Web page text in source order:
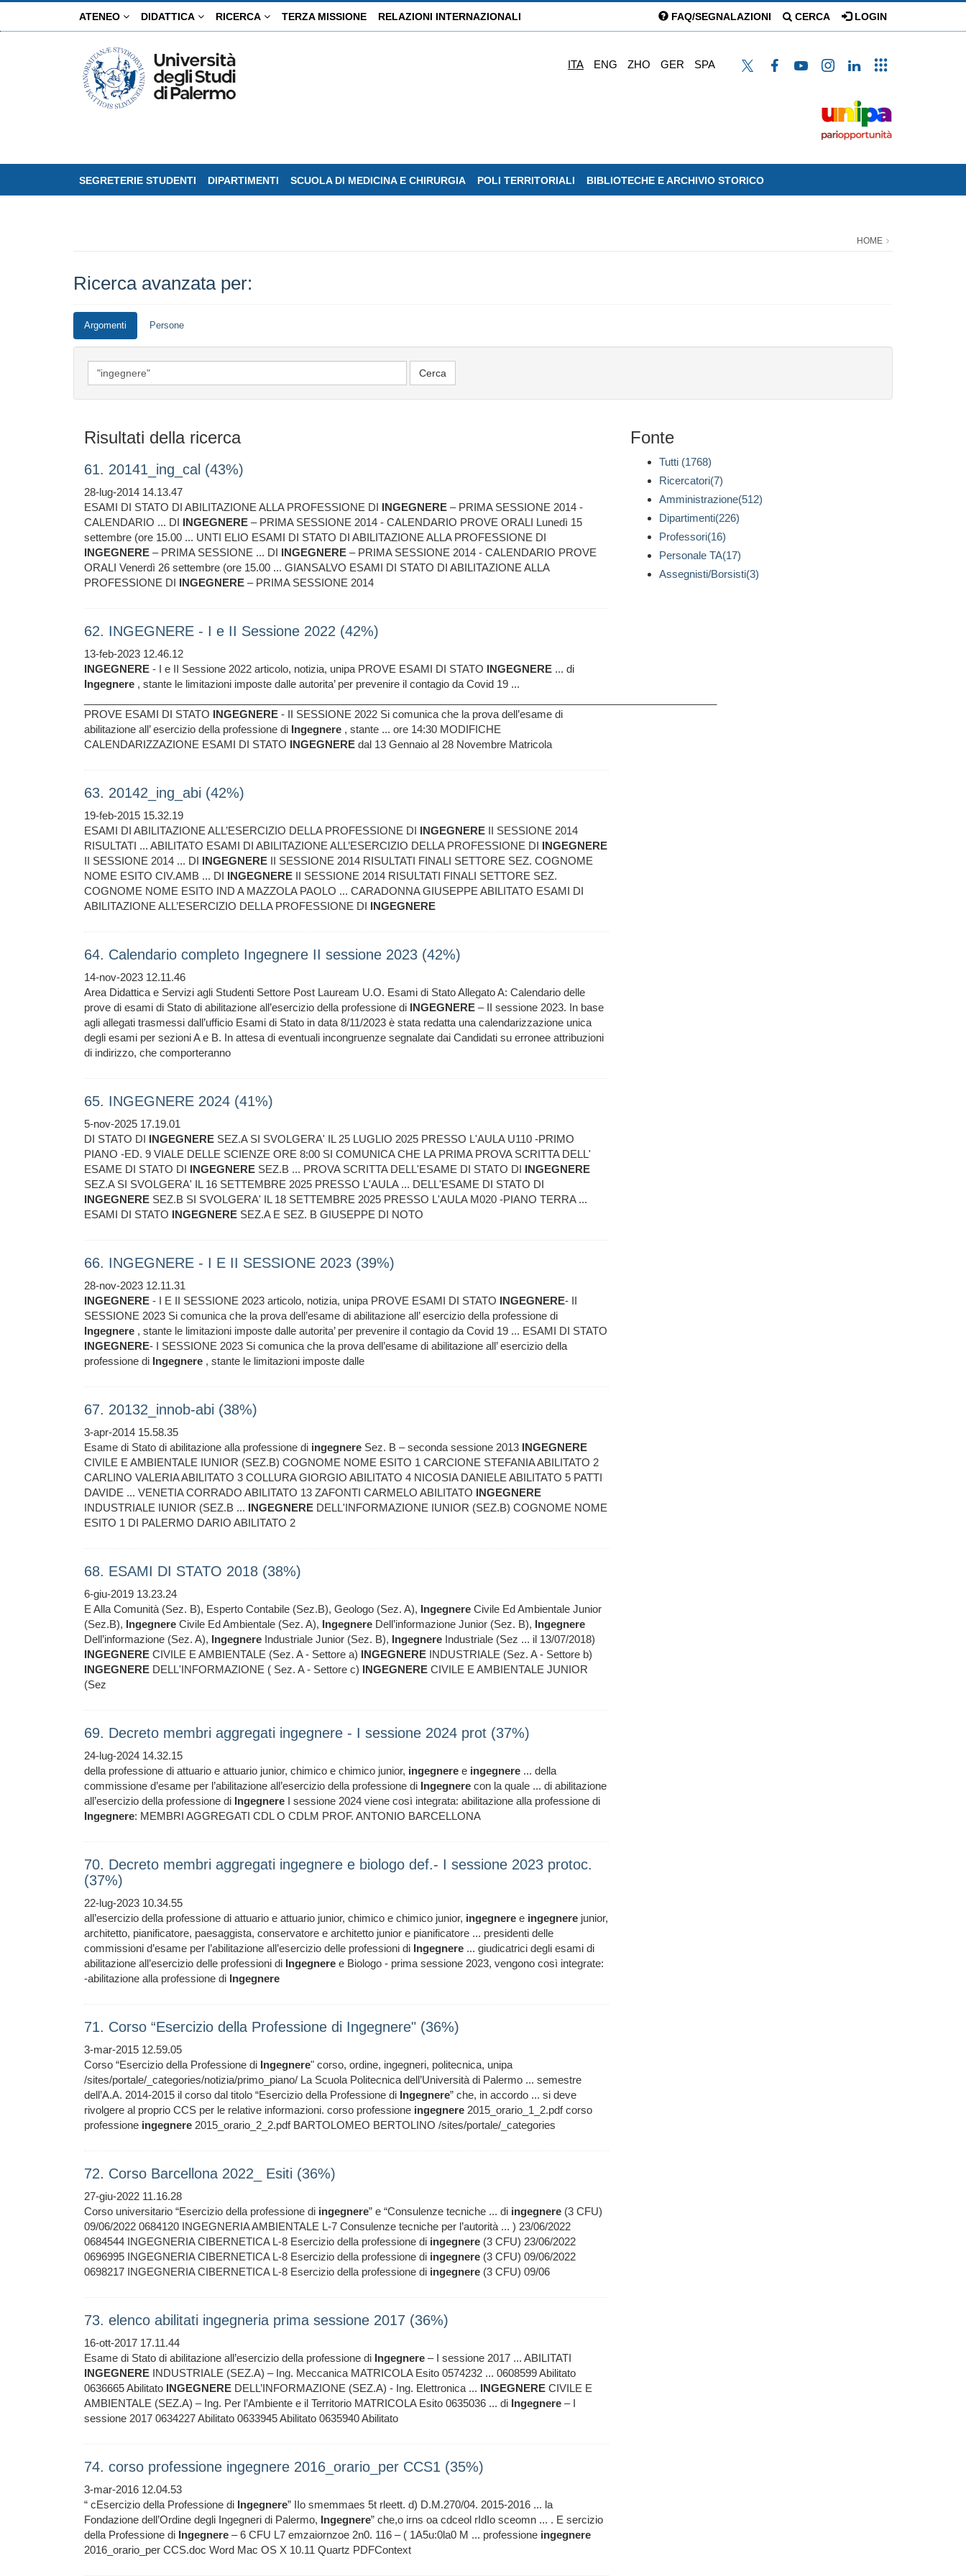
ATENEO DIDATTICA RICERCA TERZA MISSIONE RELAZIONI INTERNAZIONALI FAQ/SEGNALAZIONI CERCA LOGIN
ITA ENG ZHO GER SPA
SEGRETERIE STUDENTI DIPARTIMENTI SCUOLA DI MEDICINA E CHIRURGIA POLI TERRITORIALI BIBLIOTECHE E ARCHIVIO STORICO
HOME
Ricerca avanzata per:
Argomenti Persone
Risultati della ricerca
61. 20141_ing_cal (43%)
28-lug-2014 14.13.47
ESAMI DI STATO DI ABILITAZIONE ALLA PROFESSIONE DI INGEGNERE – PRIMA SESSIONE 2014 -
CALENDARIO ... DI INGEGNERE – PRIMA SESSIONE 2014 - CALENDARIO PROVE ORALI Lunedì 15
settembre (ore 15.00 ... UNTI ELIO ESAMI DI STATO DI ABILITAZIONE ALLA PROFESSIONE DI
INGEGNERE – PRIMA SESSIONE ... DI INGEGNERE – PRIMA SESSIONE 2014 - CALENDARIO PROVE
ORALI Venerdì 26 settembre (ore 15.00 ... GIANSALVO ESAMI DI STATO DI ABILITAZIONE ALLA
PROFESSIONE DI INGEGNERE – PRIMA SESSIONE 2014
62. INGEGNERE - I e II Sessione 2022 (42%)
13-feb-2023 12.46.12
INGEGNERE - I e II Sessione 2022 articolo, notizia, unipa PROVE ESAMI DI STATO INGEGNERE ... di
Ingegnere , stante le limitazioni imposte dalle autorita’ per prevenire il contagio da Covid 19 ...
PROVE ESAMI DI STATO INGEGNERE - II SESSIONE 2022 Si comunica che la prova dell’esame di
abilitazione all’ esercizio della professione di Ingegnere , stante ... ore 14:30 MODIFICHE
CALENDARIZZAZIONE ESAMI DI STATO INGEGNERE dal 13 Gennaio al 28 Novembre Matricola
63. 20142_ing_abi (42%)
19-feb-2015 15.32.19
ESAMI DI ABILITAZIONE ALL’ESERCIZIO DELLA PROFESSIONE DI INGEGNERE II SESSIONE 2014
RISULTATI ... ABILITATO ESAMI DI ABILITAZIONE ALL’ESERCIZIO DELLA PROFESSIONE DI INGEGNERE
II SESSIONE 2014 ... DI INGEGNERE II SESSIONE 2014 RISULTATI FINALI SETTORE SEZ. COGNOME
NOME ESITO CIV.AMB ... DI INGEGNERE II SESSIONE 2014 RISULTATI FINALI SETTORE SEZ.
COGNOME NOME ESITO IND A MAZZOLA PAOLO ... CARADONNA GIUSEPPE ABILITATO ESAMI DI
ABILITAZIONE ALL’ESERCIZIO DELLA PROFESSIONE DI INGEGNERE
64. Calendario completo Ingegnere II sessione 2023 (42%)
14-nov-2023 12.11.46
Area Didattica e Servizi agli Studenti Settore Post Lauream U.O. Esami di Stato Allegato A: Calendario delle
prove di esami di Stato di abilitazione all’esercizio della professione di INGEGNERE – II sessione 2023. In base
agli allegati trasmessi dall’ufficio Esami di Stato in data 8/11/2023 è stata redatta una calendarizzazione unica
degli esami per sezioni A e B. In attesa di eventuali incongruenze segnalate dai Candidati su erronee attribuzioni
di indirizzo, che comporteranno
65. INGEGNERE 2024 (41%)
5-nov-2025 17.19.01
DI STATO DI INGEGNERE SEZ.A SI SVOLGERA' IL 25 LUGLIO 2025 PRESSO L'AULA U110 -PRIMO
PIANO -ED. 9 VIALE DELLE SCIENZE ORE 8:00 SI COMUNICA CHE LA PRIMA PROVA SCRITTA DELL'
ESAME DI STATO DI INGEGNERE SEZ.B ... PROVA SCRITTA DELL'ESAME DI STATO DI INGEGNERE
SEZ.A SI SVOLGERA' IL 16 SETTEMBRE 2025 PRESSO L'AULA ... DELL'ESAME DI STATO DI
INGEGNERE SEZ.B SI SVOLGERA' IL 18 SETTEMBRE 2025 PRESSO L'AULA M020 -PIANO TERRA ...
ESAMI DI STATO INGEGNERE SEZ.A E SEZ. B GIUSEPPE DI NOTO
66. INGEGNERE - I E II SESSIONE 2023 (39%)
28-nov-2023 12.11.31
INGEGNERE - I E II SESSIONE 2023 articolo, notizia, unipa PROVE ESAMI DI STATO INGEGNERE- II
SESSIONE 2023 Si comunica che la prova dell’esame di abilitazione all’ esercizio della professione di
Ingegnere , stante le limitazioni imposte dalle autorita’ per prevenire il contagio da Covid 19 ... ESAMI DI STATO
INGEGNERE- I SESSIONE 2023 Si comunica che la prova dell’esame di abilitazione all’ esercizio della
professione di Ingegnere , stante le limitazioni imposte dalle
67. 20132_innob-abi (38%)
3-apr-2014 15.58.35
Esame di Stato di abilitazione alla professione di ingegnere Sez. B – seconda sessione 2013 INGEGNERE
CIVILE E AMBIENTALE IUNIOR (SEZ.B) COGNOME NOME ESITO 1 CARCIONE STEFANIA ABILITATO 2
CARLINO VALERIA ABILITATO 3 COLLURA GIORGIO ABILITATO 4 NICOSIA DANIELE ABILITATO 5 PATTI
DAVIDE ... VENETIA CORRADO ABILITATO 13 ZAFONTI CARMELO ABILITATO INGEGNERE
INDUSTRIALE IUNIOR (SEZ.B ... INGEGNERE DELL'INFORMAZIONE IUNIOR (SEZ.B) COGNOME NOME
ESITO 1 DI PALERMO DARIO ABILITATO 2
68. ESAMI DI STATO 2018 (38%)
6-giu-2019 13.23.24
E Alla Comunità (Sez. B), Esperto Contabile (Sez.B), Geologo (Sez. A), Ingegnere Civile Ed Ambientale Junior
(Sez.B), Ingegnere Civile Ed Ambientale (Sez. A), Ingegnere Dell’informazione Junior (Sez. B), Ingegnere
Dell’informazione (Sez. A), Ingegnere Industriale Junior (Sez. B), Ingegnere Industriale (Sez ... il 13/07/2018)
INGEGNERE CIVILE E AMBIENTALE (Sez. A - Settore a) INGEGNERE INDUSTRIALE (Sez. A - Settore b)
INGEGNERE DELL'INFORMAZIONE ( Sez. A - Settore c) INGEGNERE CIVILE E AMBIENTALE JUNIOR
(Sez
69. Decreto membri aggregati ingegnere - I sessione 2024 prot (37%)
24-lug-2024 14.32.15
della professione di attuario e attuario junior, chimico e chimico junior, ingegnere e ingegnere ... della
commissione d’esame per l’abilitazione all’esercizio della professione di Ingegnere con la quale ... di abilitazione
all’esercizio della professione di Ingegnere I sessione 2024 viene così integrata: abilitazione alla professione di
Ingegnere: MEMBRI AGGREGATI CDL O CDLM PROF. ANTONIO BARCELLONA
70. Decreto membri aggregati ingegnere e biologo def.- I sessione 2023 protoc.
(37%)
22-lug-2023 10.34.55
all’esercizio della professione di attuario e attuario junior, chimico e chimico junior, ingegnere e ingegnere junior,
architetto, pianificatore, paesaggista, conservatore e architetto junior e pianificatore ... presidenti delle
commissioni d’esame per l’abilitazione all’esercizio delle professioni di Ingegnere ... giudicatrici degli esami di
abilitazione all’esercizio delle professioni di Ingegnere e Biologo - prima sessione 2023, vengono così integrate:
-abilitazione alla professione di Ingegnere
71. Corso “Esercizio della Professione di Ingegnere" (36%)
3-mar-2015 12.59.05
Corso “Esercizio della Professione di Ingegnere" corso, ordine, ingegneri, politecnica, unipa
/sites/portale/_categories/notizia/primo_piano/ La Scuola Politecnica dell’Università di Palermo ... semestre
dell’A.A. 2014-2015 il corso dal titolo “Esercizio della Professione di Ingegnere” che, in accordo ... si deve
rivolgere al proprio CCS per le relative informazioni. corso professione ingegnere 2015_orario_1_2.pdf corso
professione ingegnere 2015_orario_2_2.pdf BARTOLOMEO BERTOLINO /sites/portale/_categories
72. Corso Barcellona 2022_ Esiti (36%)
27-giu-2022 11.16.28
Corso universitario “Esercizio della professione di ingegnere” e “Consulenze tecniche ... di ingegnere (3 CFU)
09/06/2022 0684120 INGEGNERIA AMBIENTALE L-7 Consulenze tecniche per l’autorità ... ) 23/06/2022
0684544 INGEGNERIA CIBERNETICA L-8 Esercizio della professione di ingegnere (3 CFU) 23/06/2022
0696995 INGEGNERIA CIBERNETICA L-8 Esercizio della professione di ingegnere (3 CFU) 09/06/2022
0698217 INGEGNERIA CIBERNETICA L-8 Esercizio della professione di ingegnere (3 CFU) 09/06
73. elenco abilitati ingegneria prima sessione 2017 (36%)
16-ott-2017 17.11.44
Esame di Stato di abilitazione all’esercizio della professione di Ingegnere – I sessione 2017 ... ABILITATI
INGEGNERE INDUSTRIALE (SEZ.A) – Ing. Meccanica MATRICOLA Esito 0574232 ... 0608599 Abilitato
0636665 Abilitato INGEGNERE DELL’INFORMAZIONE (SEZ.A) - Ing. Elettronica ... INGEGNERE CIVILE E
AMBIENTALE (SEZ.A) – Ing. Per l’Ambiente e il Territorio MATRICOLA Esito 0635036 ... di Ingegnere – I
sessione 2017 0634227 Abilitato 0633945 Abilitato 0635940 Abilitato
74. corso professione ingegnere 2016_orario_per CCS1 (35%)
3-mar-2016 12.04.53
“ cEsercizio della Professione di Ingegnere” IIo smemmaes 5t rleett. d) D.M.270/04. 2015-2016 ... la
Fondazione dell’Ordine degli Ingegneri di Palermo, Ingegnere” che,o irns oa cdceol rIdIo sceomn ... . E sercizio
della Professione di Ingegnere – 6 CFU L7 emzaiornzoe 2n0. 116 – ( 1A5u:0la0 M ... professione ingegnere
2016_orario_per CCS.doc Word Mac OS X 10.11 Quartz PDFContext
Fonte
Tutti (1768)
Ricercatori(7)
Amministrazione(512)
Dipartimenti(226)
Professori(16)
Personale TA(17)
Assegnisti/Borsisti(3)